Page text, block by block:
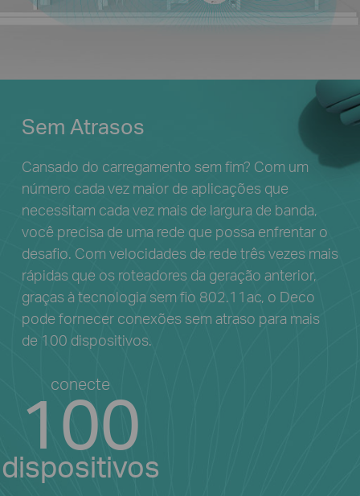
Sem Atrasos
Cansado do carregamento sem fim? Com um
número cada vez maior de aplicações que
necessitam cada vez mais de largura de banda,
você precisa de uma rede que possa enfrentar o
desafio. Com velocidades de rede três vezes mais
rápidas que os roteadores da geração anterior,
graças à tecnologia sem fio 802.11ac, o Deco
pode fornecer conexões sem atraso para mais
de 100 dispositivos.
conecte
100
dispositivos